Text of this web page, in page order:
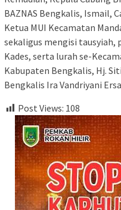
BAZNAS Bengkalis, Ismail,
Ketua MUI Kecamatan
sekaligus mengisi tausyiah,
Kades, serta lurah se-
Kabupaten Bengkalis, Hj.
Bengkalis Ira Vandriyani
Post Views: 108